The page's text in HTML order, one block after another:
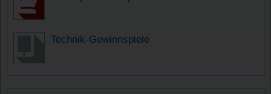
Technik-Gewinnspiele